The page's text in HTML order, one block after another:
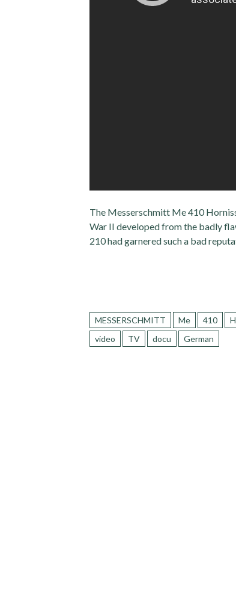
The Messerschmitt Me 410
War II developed from the badly
210 had garnered such a bad
MESSERSCHMITT Me 410
video
TV docu German